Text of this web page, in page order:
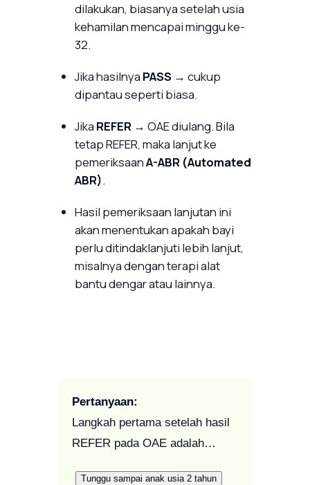
dilakukan, biasanya setelah usia
kehamilan mencapai minggu ke-
32.
Jika hasilnya PASS → cukup
dipantau seperti biasa.
Jika REFER → OAE diulang. Bila
tetap REFER, maka lanjut ke
pemeriksaanA-ABR (Automated
ABR).
Hasil pemeriksaan lanjutan ini
akan menentukan apakah bayi
perlu ditindaklanjuti lebih lanjut,
misalnya dengan terapi alat
bantu dengar atau lainnya.
Pertanyaan:
Langkah pertama setelah hasil
REFER pada OAE adalah…
Tunggu sampai anak usia 2 tahun